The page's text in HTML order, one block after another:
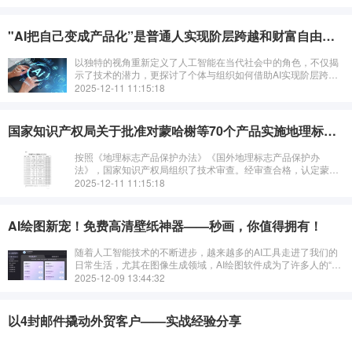
"AI把自己变成产品化”是普通人实现阶层跨越和财富自由的最优路径。
以独特的视角重新定义了人工智能在当代社会中的角色，不仅揭
示了技术的潜力，更探讨了个体与组织如何借助AI实现阶层跨越
与财富自由的路径。
2025-12-11 11:15:18
国家知识产权局关于批准对蒙哈榭等70个产品实施地理标志产品保护的公告
按照《地理标志产品保护办法》《国外地理标志产品保护办
法》，国家知识产权局组织了技术审查。经审查合格，认定蒙哈
榭等70个产品为地理标志产品，自即日起实施保护。
2025-12-11 11:15:18
AI绘图新宠！免费高清壁纸神器——秒画，你值得拥有！
随着人工智能技术的不断进步，越来越多的AI工具走进了我们的
日常生活，尤其在图像生成领域，AI绘图软件成为了许多人的“得
力助手”。如果你正在寻找一款既免费又实用、还能生成高质量壁
2025-12-09 13:44:32
以4封邮件撬动外贸客户——实战经验分享